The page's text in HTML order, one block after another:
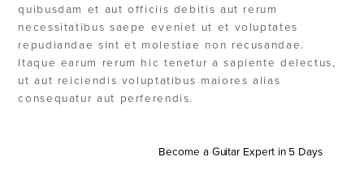
quibusdam et aut officiis debitis aut rerum
necessitatibus saepe eveniet ut et voluptates
repudiandae sint et molestiae non recusandae.
Itaque earum rerum hic tenetur a sapiente delectus,
ut aut reiciendis voluptatibus maiores alias
consequatur aut perferendis.
Become a Guitar Expert in 5 Days